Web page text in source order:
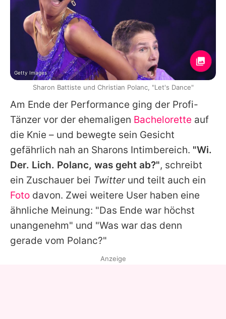
Am Ende der Performance ging der Profi-
Tänzer vor der ehemaligen Bachelorette auf
die Knie – und bewegte sein Gesicht
gefährlich nah an Sharons Intimbereich. "Wi.
Der. Lich. Polanc, was geht ab?", schreibt
ein Zuschauer bei Twitterund teilt auch ein
Foto davon. Zwei weitere User haben eine
ähnliche Meinung: "Das Ende war höchst
unangenehm" und "Was war das denn
gerade vom Polanc?"
Getty Images
Sharon Battiste und Christian Polanc, "Let's Dance"
Anzeige